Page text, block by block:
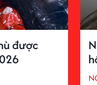
được